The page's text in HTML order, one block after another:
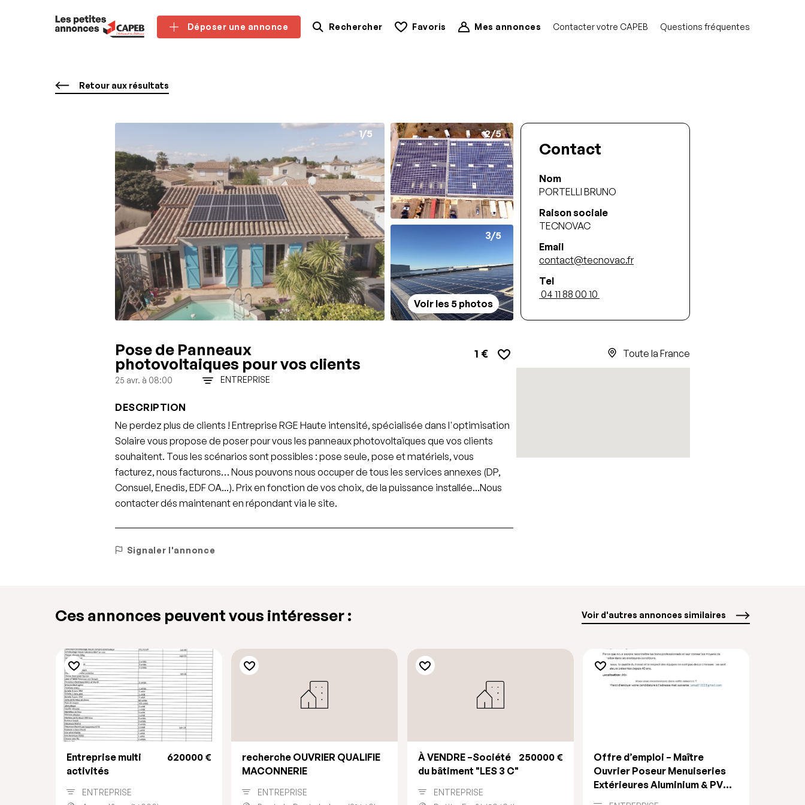
Déposer une annonce Rechercher Favoris Mes annonces Contacter votre CAPEB Questions fréquentes
Retour aux résultats
1/5 2/5
3/5
Voir les 5 photos
Contact
Nom
PORTELLI BRUNO
Raison sociale
TECNOVAC
Email
contact@tecnovac.fr
Tel
04 11 88 00 10
Pose de Panneaux
photovoltaiques pour vos clients
1 €
25 avr. à 08:00 ENTREPRISE
DESCRIPTION
Ne perdez plus de clients ! Entreprise RGE Haute intensité, spécialisée dans l'optimisation
Solaire vous propose de poser pour vous les panneaux photovoltaïques que vos clients
souhaitent. Tous les scénarios sont possibles : pose seule, pose et matériels, vous
facturez, nous facturons… Nous pouvons nous occuper de tous les services annexes (DP,
Consuel, Enedis, EDF OA...). Prix en fonction de vos choix, de la puissance installée...Nous
contacter dés maintenant en répondant via le site.
Signaler l'annonce
Toute la France
Ces annonces peuvent vous intéresser :
Entreprise multi
activités
620000 €
ENTREPRISE
recherche OUVRIER QUALIFIE
MACONNERIE
ENTREPRISE
À VENDRE –Société
du bâtiment "LES 3 C"
250000 €
ENTREPRISE
Offre d’emploi – Maître
Ouvrier Poseur Menuiseries
Extérieures Aluminium & PVC
Voir d'autres annonces similaires